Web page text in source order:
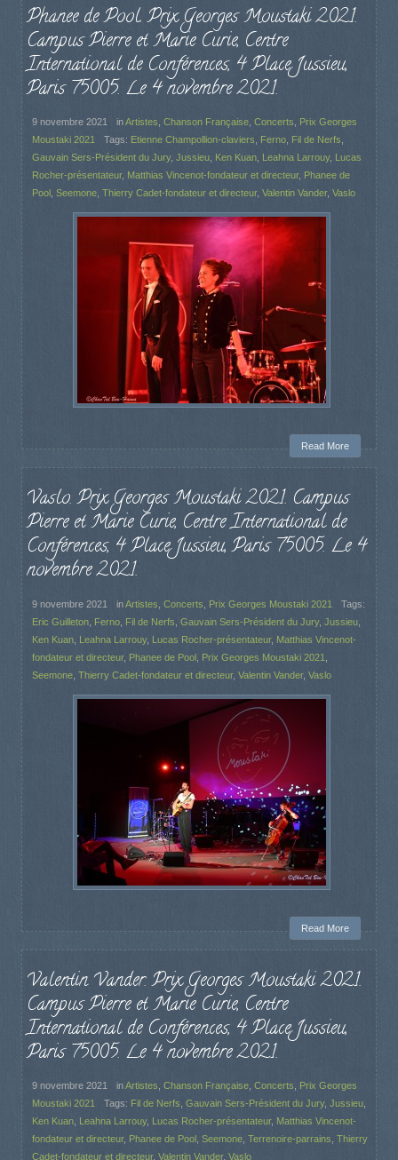
Phanee de Pool. Prix Georges Moustaki 2021.
Campus Pierre et Marie Curie, Centre
International de Conférences, 4 Place Jussieu,
Paris 75005. Le 4 novembre 2021.
9 novembre 2021 inArtistes Chanson Française Concerts
Prix Georges
Moustaki 2021
Tags: Etienne Champollion-claviers Ferno Fil de Nerfs
Gauvain Sers-Président du Jury, Jussieu Ken Kuan Leahna Larrouy, Lucas
Rocher-présentateur, Matthias Vincenot-fondateur et directeur, Phanee de
Pool Seemone Thierry Cadet-fondateur et directeur, Valentin Vander, Vaslo
Read More
Vaslo. Prix Georges Moustaki 2021. Campus
Pierre et Marie Curie, Centre International de
Conférences, 4 Place Jussieu, Paris 75005. Le 4
novembre 2021.
9 novembre 2021 inArtistes Concerts Prix Georges Moustaki 2021
Tags:
Eric Guilleton Ferno Fil de Nerfs Gauvain Sers-Président du Jury, Jussieu
Ken Kuan Leahna Larrouy, Lucas Rocher-présentateur, Matthias Vincenot-
fondateur et directeur, Phanee de Pool Prix Georges Moustaki 2021
Seemone Thierry Cadet-fondateur et directeur, Valentin Vander, Vaslo
Read More
Valentin Vander. Prix Georges Moustaki 2021.
Campus Pierre et Marie Curie, Centre
International de Conférences, 4 Place Jussieu,
Paris 75005. Le 4 novembre 2021.
9 novembre 2021 inArtistes Chanson Française Concerts
Prix Georges
Moustaki 2021
Tags: Fil de Nerfs Gauvain Sers-Président du Jury, Jussieu
Ken Kuan Leahna Larrouy, Lucas Rocher-présentateur, Matthias Vincenot-
fondateur et directeur, Phanee de Pool Seemone Terrenoire-parrains Thierry
Cadet-fondateur et directeur, Valentin Vander, Vaslo